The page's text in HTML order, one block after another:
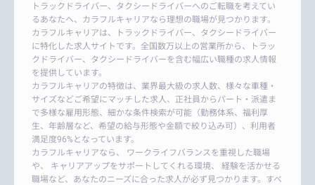
トラックドライバー、タクシードライバーへのご転職を考えてい
るあなたへ、カラフルキャリアなら理想の職場が見つかります。
カラフルキャリアは、トラックドライバー、タクシードライバー
に特化した求人サイトです。全国数万以上の営業所から、トラッ
クドライバー、タクシードライバーを含む幅広い職種の求人情報
を提供しています。
カラフルキャリアの特徴は、業界最大級の求人数、様々な車種・
サイズなどご希望にマッチした求人、正社員からパート・派遣ま
で多様な雇用形態、細かな条件検索が可能（勤務体系、福利厚
生、年齢層など、希望の給与形態や金額で絞り込み可）、利用者
満足度96%となっています。
カラフルキャリアなら、 ワークライフバランスを重視した職場
や、 キャリアアップをサポートしてくれる環境、 経験を活かせる
職場など、あなたのニーズに合った求人が必ず見つかります。すべ